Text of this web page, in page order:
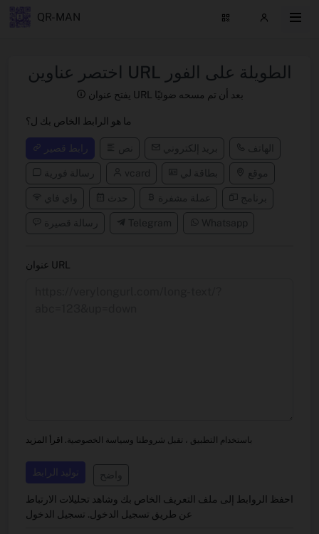
QR-MAN
اختصر عناوين URL الطويلة على الفور
يفتح عنوان URL بعد أن تم مسحه ضوئيًا
ما هو الرابط الخاص بك ل؟
رابط قصير نص بريد إلكتروني الهاتف
رسالة فورية vcard بطاقة لي موقع
واي فاي حدث عملة مشفرة برنامج
رسالة قصيرة Telegram Whatsapp
عنوان URL
باستخدام التطبيق ، تقبل شروطنا وسياسة الخصوصية. اقرأ المزيد
توليد الرابط واضح
احفظ الروابط إلى ملف التعريف الخاص بك وشاهد تحليلات الارتباط
عن طريق تسجيل الدخول. تسجيل الدخول